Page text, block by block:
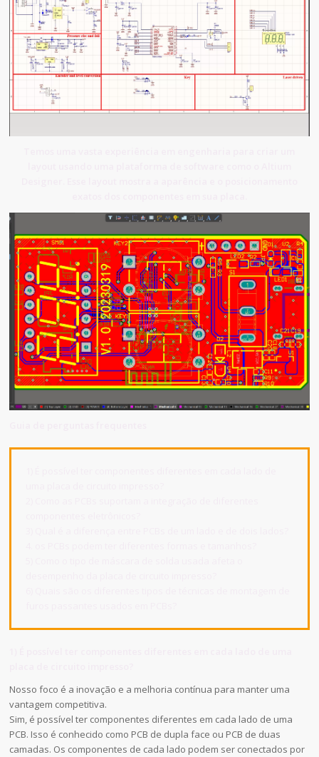
Nosso foco é a inovação e a melhoria contínua para manter uma
vantagem competitiva.
Sim, é possível ter componentes diferentes em cada lado de uma
PCB. Isso é conhecido como PCB de dupla face ou PCB de duas
camadas. Os componentes de cada lado podem ser conectados por